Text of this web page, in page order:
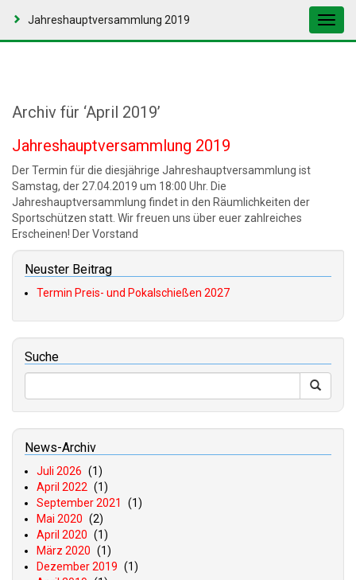
Jahreshauptversammlung 2019
Archiv für ‘April 2019’
Jahreshauptversammlung 2019
Der Termin für die diesjährige Jahreshauptversammlung ist
Samstag, der 27.04.2019 um 18:00 Uhr. Die
Jahreshauptversammlung findet in den Räumlichkeiten der
Sportschützen statt. Wir freuen uns über euer zahlreiches
Erscheinen! Der Vorstand
Neuster Beitrag
Termin Preis- und Pokalschießen 2027
Suche
News-Archiv
Juli 2026 (1)
April 2022 (1)
September 2021
(1)
Mai 2020 (2)
April 2020 (1)
März 2020 (1)
Dezember 2019 (1)